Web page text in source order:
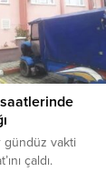
saatlerinde
gündüz vakti
çaldı.